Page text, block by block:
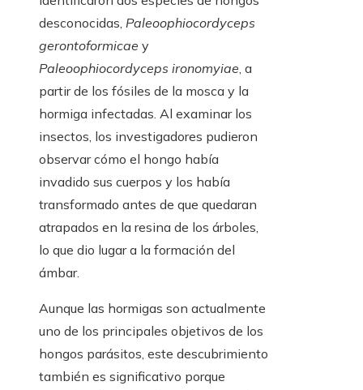
desconocidas, Paleoophiocordyceps
gerontoformicae y
Paleoophiocordyceps ironomyiae, a
partir de los fósiles de la mosca y la
hormiga infectadas. Al examinar los
insectos, los investigadores pudieron
observar cómo el hongo había
invadido sus cuerpos y los había
transformado antes de que quedaran
atrapados en la resina de los árboles,
lo que dio lugar a la formación del
ámbar.
Aunque las hormigas son actualmente
uno de los principales objetivos de los
hongos parásitos, este descubrimiento
también es significativo porque